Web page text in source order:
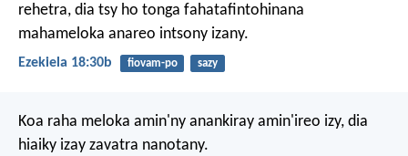
rehetra, dia tsy ho tonga fahatafintohinana
mahameloka anareo intsony izany.
Ezekiela 18:30b fiovam-po sazy
Koa raha meloka amin'ny anankiray amin'ireo izy, dia
hiaiky izay zavatra nanotany.